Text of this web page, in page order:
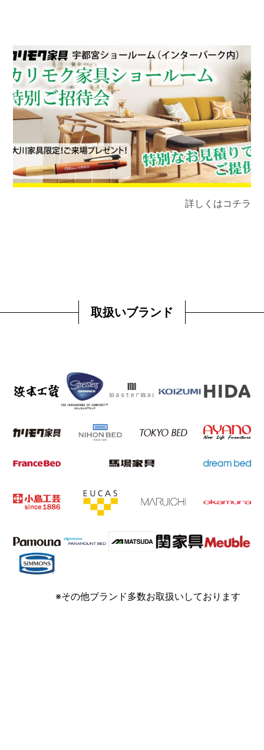
詳しくはコチラ
取扱いブランド
※その他ブランド多数お取扱いしております